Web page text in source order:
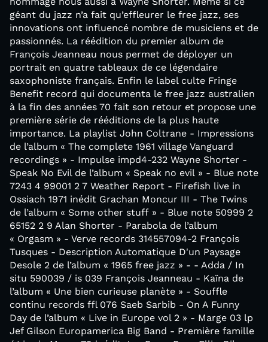
géant du jazz n’a fait qu’effleurer le free jazz, ses
innovations ont influencé nombre de musiciens et de
passionnés. La réédition du premier album de
François Jeanneau nous permet de déployer un
portrait en quatre tableaux de ce légendaire
saxophoniste français. Enfin le label culte Fringe
Benefit record qui documenta le free jazz australien
à la fin des années 70 fait son retour et propose une
première série de rééditions de la plus haute
importance. La playlist John Coltrane - Impressions
de l’album « The complete 1961 village Vanguard
recordings » - Impulse impd4-232 Wayne Shorter -
Speak No Evil de l’album « Speak no evil » - Blue note
7243 4 99001 2 7 Weather Report - Firefish live in
Ossiach 1971 inédit Grachan Moncur III - The Twins
de l’album « Some other stuff » - Blue note 50999 2
65152 2 9 Alan Shorter - Parabola de l’album
« Orgasm » - Verve records 314557094-2 François
Tusques - Description Automatique D'un Paysage
Desole 2 de l’album « 1965 free jazz » - - Adda / In
situ 590039 / is 039 François Jeanneau - Kaïna de
l’album « Une bien curieuse planète » - Souffle
continu records ffl 076 Saeb Sarbib - On A Funny
Day de l’album « Live in Europe vol 2 » - Marge 03 lp
Jef Gilson Europamerica Big Band - Première famille